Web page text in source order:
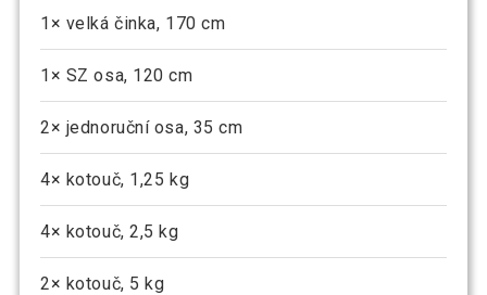
1× velká činka, 170 cm
1× SZ osa, 120 cm
2× jednoruční osa, 35 cm
4× kotouč, 1,25 kg
4× kotouč, 2,5 kg
2× kotouč, 5 kg